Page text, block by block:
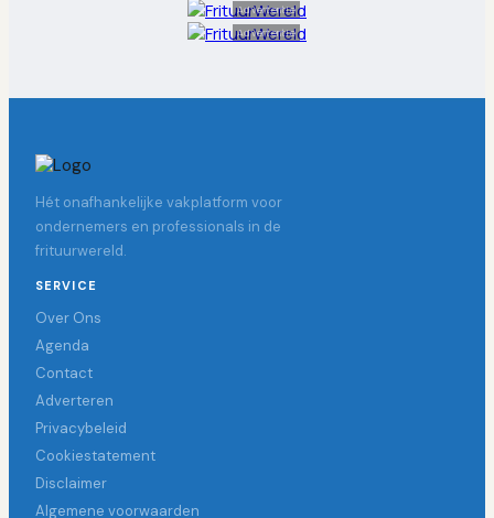
Advertentie
Advertentie
Hét onafhankelijke vakplatform voor
ondernemers en professionals in de
frituurwereld.
SERVICE
Over Ons
Agenda
Contact
Adverteren
Privacybeleid
Cookiestatement
Disclaimer
Algemene voorwaarden